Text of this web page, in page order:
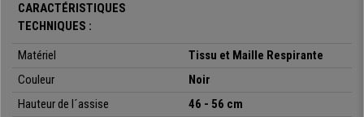
ailleurs, les accoudoirs sont
tensions au niveau des épaules et du cou.
Son piètement à 5 branches assurerobustesseetstabilitéet est
complété par des
roulettes adaptées à tous types de sols
la norme
UNE EN 1335
, la chaise SUPRA répond aux exigences
CARACTÉRISTIQUES
TECHNIQUES :
Matériel
Tissu et Maille Respirante
Couleur
Noir
Hauteur de l´assise
46 - 56 cm